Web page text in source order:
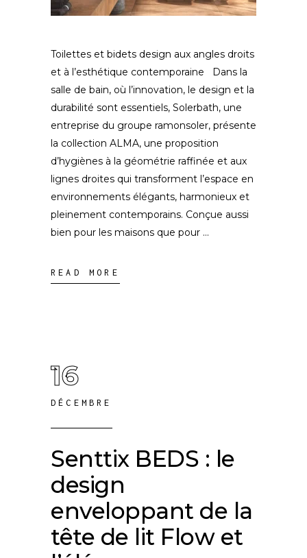
Toilettes et bidets design aux angles droits
et à l’esthétique contemporaine Dans la
salle de bain, où l’innovation, le design et la
durabilité sont essentiels, Solerbath, une
entreprise du groupe ramonsoler, présente
la collection ALMA, une proposition
d’hygiènes à la géométrie raffinée et aux
lignes droites qui transforment l’espace en
environnements élégants, harmonieux et
pleinement contemporains. Conçue aussi
bien pour les maisons que pour
READ MORE
16
DÉCEMBRE
Senttix BEDS : le
design
enveloppant de la
tête de lit Flow et